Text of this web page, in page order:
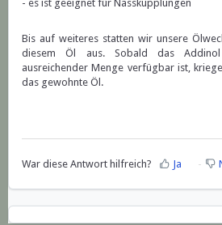
- es ist geeignet für Nasskupplungen
Bis auf weiteres statten wir unsere
diesem Öl aus. Sobald das
ausreichender Menge verfügbar ist,
das gewohnte Öl.
War diese Antwort hilfreich? Ja